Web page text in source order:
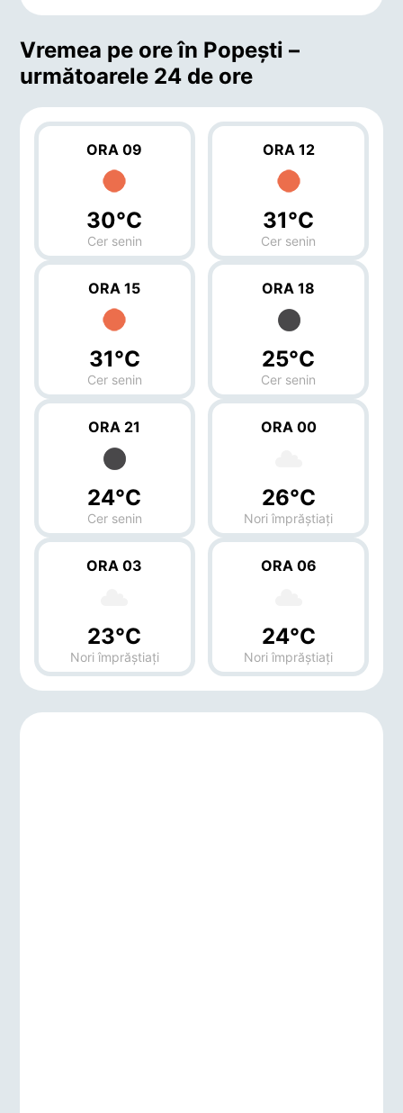
Vremea pe ore în Popeşti –
următoarele 24 de ore
ORA 09
30°C
Cer senin
ORA 12
31°C
Cer senin
ORA 15
31°C
Cer senin
ORA 18
25°C
Cer senin
ORA 21
24°C
Cer senin
ORA 00
26°C
Nori împrăștiați
ORA 03
23°C
Nori împrăștiați
ORA 06
24°C
Nori împrăștiați